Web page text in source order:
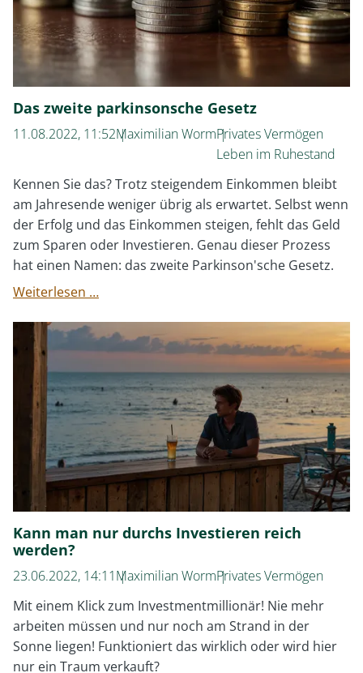
Das zweite parkinsonsche Gesetz
11.08.2022, 11:52Maximilian WormPrivates Vermögen
Leben im Ruhestand
Kennen Sie das? Trotz steigendem Einkommen bleibt
am Jahresende weniger übrig als erwartet. Selbst wenn
der Erfolg und das Einkommen steigen, fehlt das Geld
zum Sparen oder Investieren. Genau dieser Prozess
hat einen Namen: das zweite Parkinson'sche Gesetz.
Weiterlesen …Das
parkinsonsche
Gesetz
Kann man nur durchs Investieren reich
werden?
23.06.2022, 14:11Maximilian WormPrivates Vermögen
Mit einem Klick zum Investmentmillionär! Nie mehr
arbeiten müssen und nur noch am Strand in der
Sonne liegen! Funktioniert das wirklich oder wird hier
nur ein Traum verkauft?